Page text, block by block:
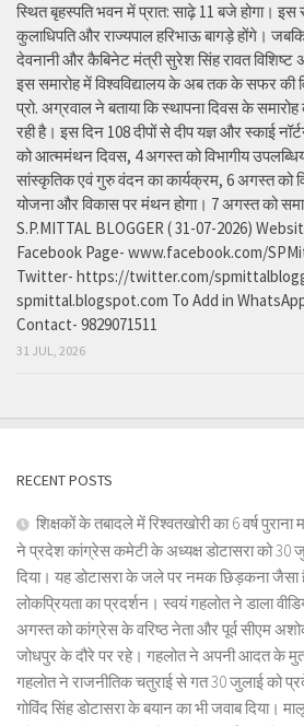
स्थित बृहस्पति भवन में प्रात: साढ़े 11 बजे होगा।
कुलाधिपति और राज्यपाल हरिभाऊ बागड़े होंगे।
देवनानी और कैबिनेट मंत्री सुरेश सिंह रावत विशिष्ट
इस समारोह में विश्वविद्यालय के अब तक के सफर की
प्रो. अग्रवाल ने बताया कि स्थापना दिवस के
रही है। इस दिन 108 दीपों से दीप यज्ञ और स्काई
को आत्ममंथन दिवस, 4 अगस्त को विभागीय
सांस्कृतिक एवं गुरु वंदन का कार्यक्रम, 6 अगस्त को
योजना और विकास पर मंथन होगा। 7 अगस्त को
S.P.MITTAL BLOGGER ( 31-07-2026)
Facebook Page- www.facebook.com/
Twitter- https://twitter.com/
spmittal.blogspot.com To Add in
Contact- 9829071511
31 JUL, 2026
RECENT POSTS
शिक्षकों के तबादले में रिश्वतखोरी का 6 वर्ष
ने प्रदेश कांग्रेस कमेटी के अध्यक्ष डोटासरा को 30
दिया। यह डोटासरा के जले पर नमक छिड़कना
लोकप्रियता का प्रदर्शन। स्वयं गहलोत ने डाला
अगस्त को कांग्रेस के वरिष्ठ नेता और पूर्व सीएम
जोधपुर के दौरे पर रहे। गहलोत ने अपनी आदत के
गहलोत ने राजनीतिक चतुराई से गत 30 जुलाई को
गोविंद सिंह डोटासरा के बयान का भी जवाब दिया।